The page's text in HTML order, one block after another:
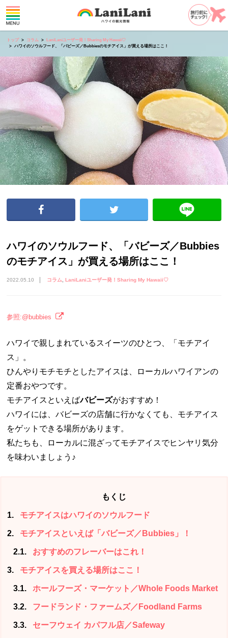
トップ コラム
LaniLaniユーザー発！Sharing My Hawaii♡
ハワイのソウルフード、「バビーズ／Bubbiesのモチアイス」が買える場所はここ！
ハワイのソウルフード、「バビーズ／Bubbies
のモチアイス」が買える場所はここ！
2022.05.10 コラム LaniLaniユーザー発！Sharing My Hawaii♡
参照:@bubbies
ハワイで親しまれているスイーツのひとつ、「モチアイ
ス」。
ひんやりモチモチとしたアイスは、ローカルハワイアンの
定番おやつです。
モチアイスといえばバビーズがおすすめ！
ハワイには、バビーズの店舗に行かなくても、モチアイス
をゲットできる場所があります。
私たちも、ローカルに混ざってモチアイスでヒンヤリ気分
を味わいましょう♪
もくじ
1 モチアイスはハワイのソウルフード
2 モチアイスといえば「バビーズ／Bubbies」！
2.1 おすすめのフレーバーはこれ！
3 モチアイスを買える場所はここ！
3.1 ホールフーズ・マーケット／Whole Foods Market
3.2 フードランド・ファームズ／Foodland Farms
3.3 セーフウェイ カパフル店／Safeway